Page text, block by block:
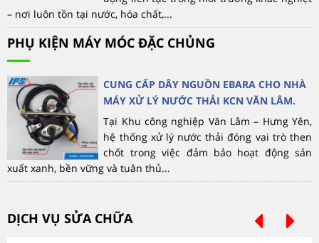
– nơi luôn tồn tại nước, hóa chất,...
PHỤ KIỆN MÁY MÓC ĐẶC CHỦNG
CUNG CẤP DÂY NGUỒN EBARA CHO NHÀ
MÁY XỬ LÝ NƯỚC THẢI KCN VĂN LÂM.
Tại Khu công nghiệp Văn Lâm – Hưng Yên,
hệ thống xử lý nước thải đóng vai trò then
chốt trong việc đảm bảo hoạt động sản
xuất xanh, bền vững và tuân thủ...
DỊCH VỤ SỬA CHỮA